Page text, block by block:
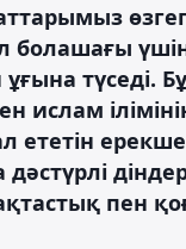
болашағы
түседі.
ислам
ететін
дәстүрлі
пен